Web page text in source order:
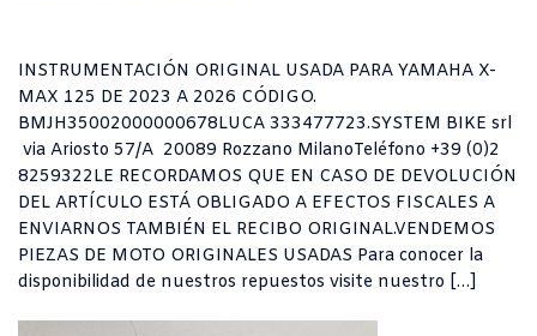
INSTRUMENTACIÓN ORIGINAL USADA PARA YAMAHA X-
MAX 125 DE 2023 A 2026 CÓDIGO.
BMJH35002000000678LUCA 333477723.SYSTEM BIKE srl
via Ariosto 57/A 20089 Rozzano MilanoTeléfono +39 (0)2
8259322LE RECORDAMOS QUE EN CASO DE DEVOLUCIÓN
DEL ARTÍCULO ESTÁ OBLIGADO A EFECTOS FISCALES A
ENVIARNOS TAMBIÉN EL RECIBO ORIGINAL.VENDEMOS
PIEZAS DE MOTO ORIGINALES USADAS Para conocer la
disponibilidad de nuestros repuestos visite nuestro […]